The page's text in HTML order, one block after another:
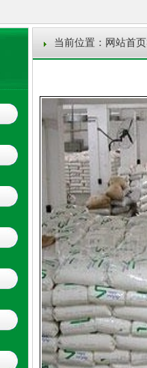
当前位置： 网站首页